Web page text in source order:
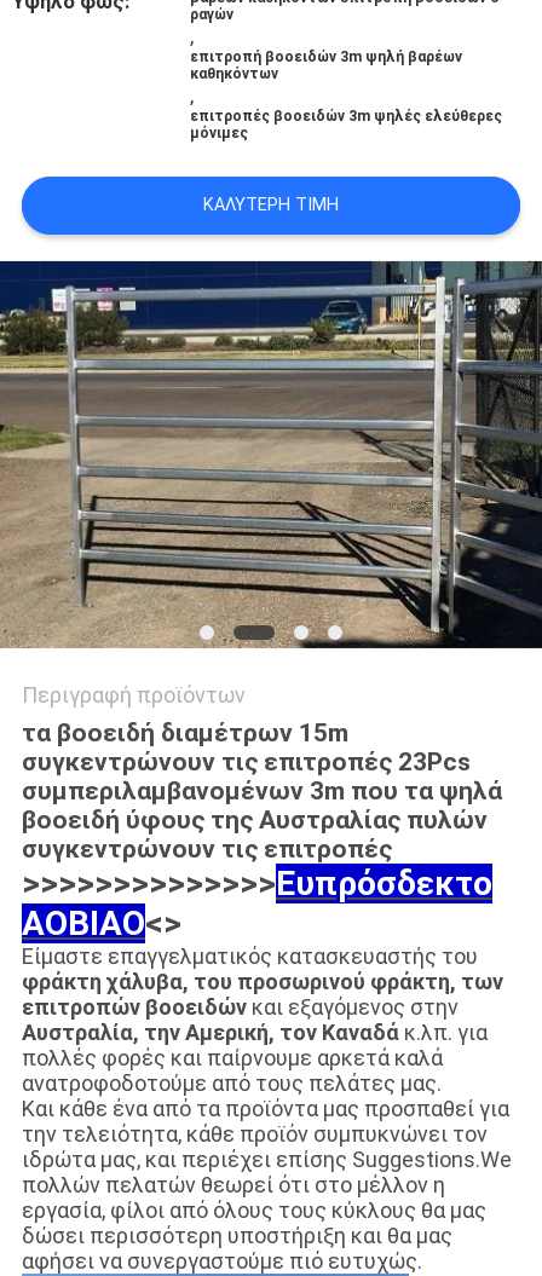
ραγών
,
επιτροπή βοοειδών 3m ψηλή βαρέων
καθηκόντων
,
επιτροπές βοοειδών 3m ψηλές ελεύθερες
μόνιμες
ΚΑΛΎΤΕΡΗ ΤΙΜΉ
Περιγραφή προϊόντων
τα βοοειδή διαμέτρων 15m
συγκεντρώνουν τις επιτροπές 23Pcs
συμπεριλαμβανομένων 3m που τα ψηλά
βοοειδή ύφους της Αυστραλίας πυλών
συγκεντρώνουν τις επιτροπές
>>>>>>>>>>>>>>Ευπρόσδεκτο
AOBIAO<>
Είμαστε επαγγελματικός κατασκευαστής του
φράκτη χάλυβα, του προσωρινού φράκτη, των
επιτροπών βοοειδώνκαι εξαγόμενος στην
Αυστραλία, την Αμερική, τον Καναδάκ.λπ. για
πολλές φορές και παίρνουμε αρκετά καλά
ανατροφοδοτούμε από τους πελάτες μας.
Και κάθε ένα από τα προϊόντα μας προσπαθεί για
την τελειότητα, κάθε προϊόν συμπυκνώνει τον
ιδρώτα μας, και περιέχει επίσης Suggestions.We
πολλών πελατών θεωρεί ότι στο μέλλον η
εργασία, φίλοι από όλους τους κύκλους θα μας
δώσει περισσότερη υποστήριξη και θα μας
αφήσει να συνεργαστούμε πιό ευτυχώς.